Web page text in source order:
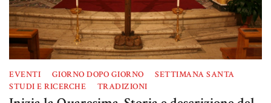
EVENTI GIORNO DOPO GIORNO
SETTIMANA SANTA
STUDI E RICERCHE
TRADIZIONI